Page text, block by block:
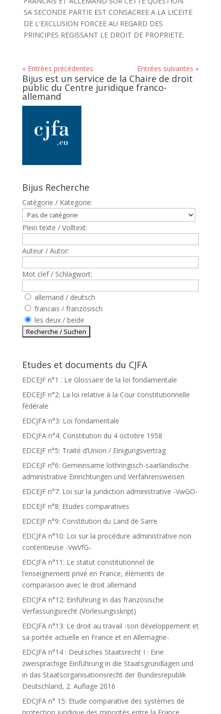
SA SECONDE PARTIE EST CONSACREE A LA LICEITE
DE L'EXCLUSION FORCEE AU REGARD DES
PRINCIPES REGISSANT LE DROIT DE PROPRIETE.
« Entrées précédentes Entrées suivantes »
Bijus est un service de la Chaire de droit
public du Centre juridique franco-
allemand
Bijus Recherche
Catègorie / Kategorie:
Plein texte / Volltext:
Auteur / Autor:
Mot clef / Schlagwort:
allemand / deutsch
francais / französisch
les deux / beide
Etudes et documents du CJFA
EDCEJF n°1 : Le Glossaire de la loi fondamentale
EDCEJF n°2: La loi relative à la Cour constitutionnelle
fédérale
EDCJFA n°3: Loi fondamentale
EDCJFA n°4: Constitution du 4 octobre 1958
EDCEJF n°5: Traité d’Union / Einigungsvertrag
EDCEJF n°6: Gemeinsame lothringisch-saarländische
administrative Einrichtungen und Verfahrensweisen
EDCEJF n°7: Loi sur la juridiction administrative -VwGO-
EDCEJF n°8: Etudes comparatives
EDCEJF n°9: Constitution du Land de Sarre
EDCJFA n°10: Loi sur la procédure administrative non
contentieuse -VwVfG-
EDCJFA n°11: Le statut constitutionnel de
l’enseignement privé en France, éléments de
comparaison avec le droit allemand
EDCJFA n°12: Einführung in das französische
Verfassungsrecht (Vorlesungsskript)
EDCJFA n°13: Le droit au travail -son développement et
sa portée actuelle en France et en Allemagne-
EDCJFA n°14 : Deutsches Staatsrecht I : Eine
zweisprachige Einführung in die Staatsgrundlagen und
in das Staatsorganisationsrecht der Bundesrepublik
Deutschland, 2. Auflage 2016
EDCJFA n° 15: Etude comparative des systèmes de